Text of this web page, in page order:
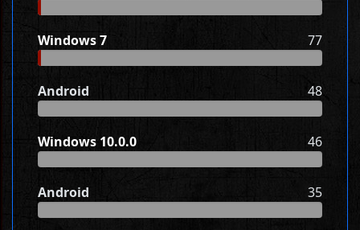
Windows 7 77
Android 48
Windows 10.0.0 46
Android 35